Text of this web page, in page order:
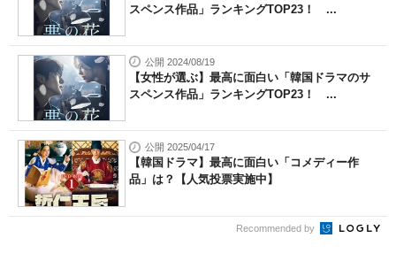
スペンス作品」ランキングTOP23！ ...
公開 2024/08/19
【女性が選ぶ】最高に面白い「韓国ドラマのサ
スペンス作品」ランキングTOP23！ ...
公開 2025/04/17
【韓国ドラマ】最高に面白い「コメディー作
品」は？【人気投票実施中】
Recommended by